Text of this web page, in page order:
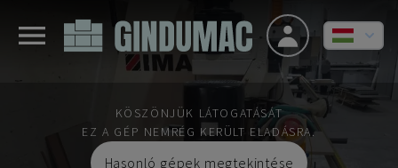
KÖSZÖNJÜK LÁTOGATÁSÁT
EZ A GÉP NEMRÉG KERÜLT ELADÁSRA.
Hasonló gépek megtekintése